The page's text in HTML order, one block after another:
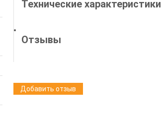
Технические характеристики
Отзывы
Добавить отзыв